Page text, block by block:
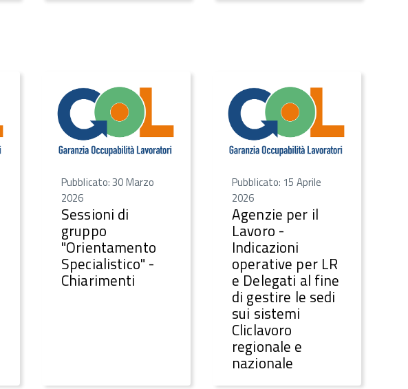
Pubblicato: 30 Marzo
2026
Sessioni di
gruppo
"Orientamento
Specialistico" -
Chiarimenti
Pubblicato: 15 Aprile
2026
Agenzie per il
Lavoro -
Indicazioni
operative per LR
e Delegati al fine
di gestire le sedi
sui sistemi
Cliclavoro
regionale e
nazionale